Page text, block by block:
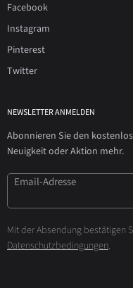
Facebook
Instagram
Pinterest
Twitter
NEWSLETTER ANMELDEN
Abonnieren Sie den
Neuigkeit oder Aktion mehr.
Email-Adresse
Mit der Absendung bestätigen
Datenschutzbedingungen.